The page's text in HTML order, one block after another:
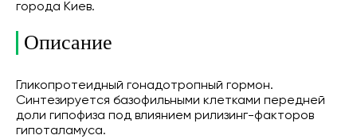
города Киев.
Описание
Гликопротеидный гонадотропный гормон.
Синтезируется базофильными клетками передней
доли гипофиза под влиянием рилизинг-факторов
гипоталамуса.